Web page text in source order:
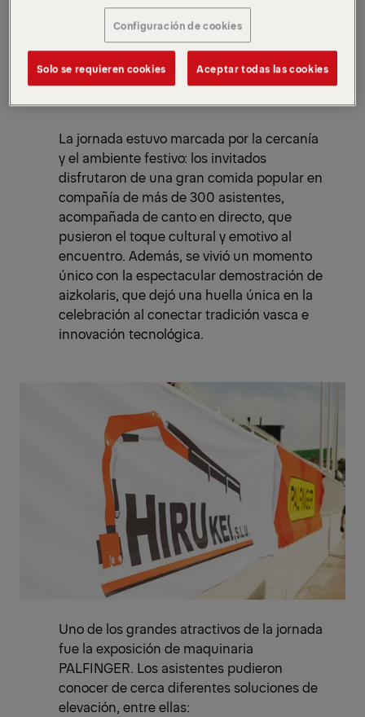
evento incluyó discursos corporativos, que
remarcaron la importancia estratégica de
reforzando la presencia de la marca en el
La jornada estuvo marcada por la cercanía
y el ambiente festivo: los invitados
disfrutaron de una gran comida popular en
compañía de más de 300 asistentes,
acompañada de canto en directo, que
pusieron el toque cultural y emotivo al
encuentro. Además, se vivió un momento
único con la espectacular demostración de
aizkolaris, que dejó una huella única en la
celebración al conectar tradición vasca e
innovación tecnológica.
Uno de los grandes atractivos de la jornada
fue la exposición de maquinaria
PALFINGER. Los asistentes pudieron
conocer de cerca diferentes soluciones de
elevación, entre ellas:
Configuración de cookies
Solo se requieren cookies Aceptar todas las cookies